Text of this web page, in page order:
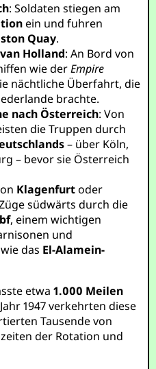
: Soldaten stiegen am
ein und fuhren
Quay.
Holland: An Bord von
wie derEmpire
nächtliche Überfahrt, die
brachte.
nach Österreich: Von
die Truppen durch
– über Köln,
– bevor sie Österreich
Klagenfurtoder
südwärts durch die
, einem wichtigen
und
das El-Alamein-
etwa1.000 Meilen
1947 verkehrten diese
Tausende von
der Rotation und